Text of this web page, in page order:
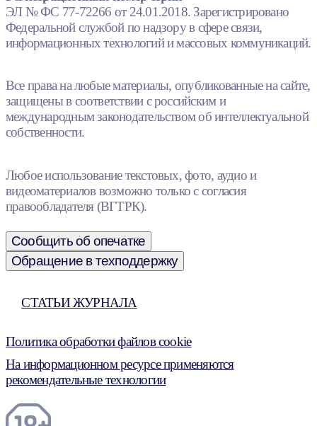
ЭЛ № ФС 77-72266 от 24.01.2018. Зарегистрировано
Федеральной службой по надзору в сфере связи,
информационных технологий и массовых коммуникаций.
Все права на любые материалы, опубликованные на сайте,
защищены в соответствии с российским и
международным законодательством об интеллектуальной
собственности.
Любое использование текстовых, фото, аудио и
видеоматериалов возможно только с согласия
правообладателя (ВГТРК).
Сообщить об опечатке
Обращение в техподдержку
СТАТЬИ ЖУРНАЛА
Политика обработки файлов cookie
На информационном ресурсе применяются
рекомендательные технологии